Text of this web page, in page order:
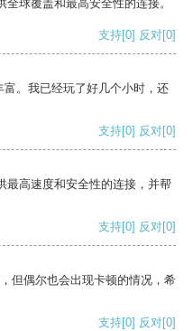
球覆盖和最高安全性的连接。
支持[0] 反对[0]
。我已经玩了好几个小时，还
支持[0] 反对[0]
最高速度和安全性的连接，并帮
支持[0] 反对[0]
但偶尔也会出现卡顿的情况，希
支持[0] 反对[0]